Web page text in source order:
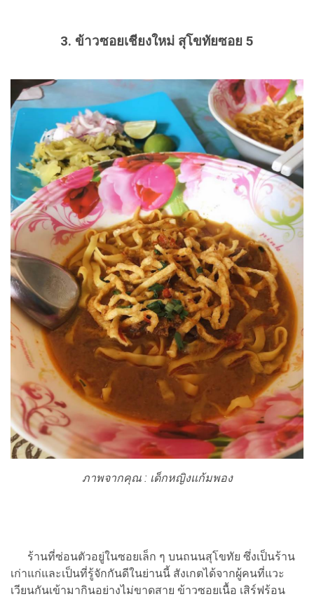
3. ข้าวซอยเชียงใหม่ สุโขทัยซอย 5
ภาพจากคุณ : เด็กหญิงแก้มพอง
ร้านที่ซ่อนตัวอยู่ในซอยเล็ก ๆ บนถนนสุโขทัย ซึ่งเป็นร้าน
เก่าแก่และเป็นที่รู้จักกันดีในย่านนี้ สังเกตได้จากผู้คนที่แวะ
เวียนกันเข้ามากินอย่างไม่ขาดสาย ข้าวซอยเนื้อ เสิร์ฟร้อน